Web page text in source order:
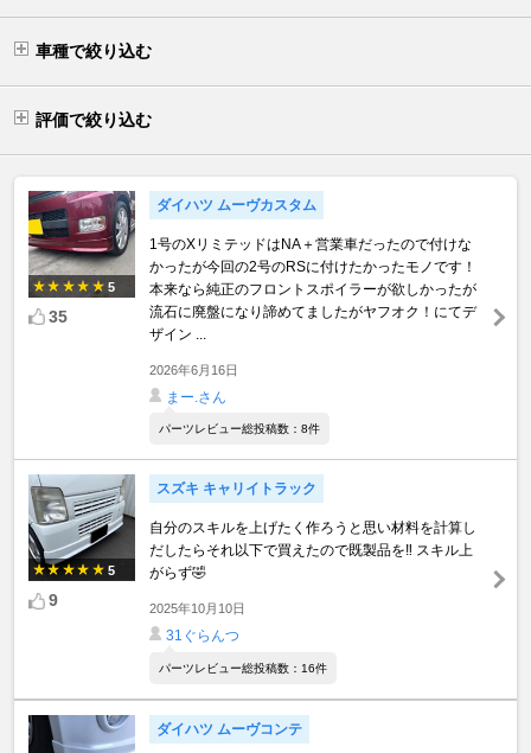
車種で絞り込む
評価で絞り込む
5
35
ダイハツ ムーヴカスタム
1号のXリミテッドはNA＋営業車だったので付けな
かったが今回の2号のRSに付けたかったモノです！
本来なら純正のフロントスポイラーが欲しかったが
流石に廃盤になり諦めてましたがヤフオク！にてデ
ザイン ...
2026年6月16日
まー.さん
パーツレビュー総投稿数：8件
5
9
スズキ キャリイトラック
自分のスキルを上げたく作ろうと思い材料を計算し
だしたらそれ以下で買えたので既製品を‼️ スキル上
がらず🤣
2025年10月10日
31ぐらんつ
パーツレビュー総投稿数：16件
ダイハツ ムーヴコンテ